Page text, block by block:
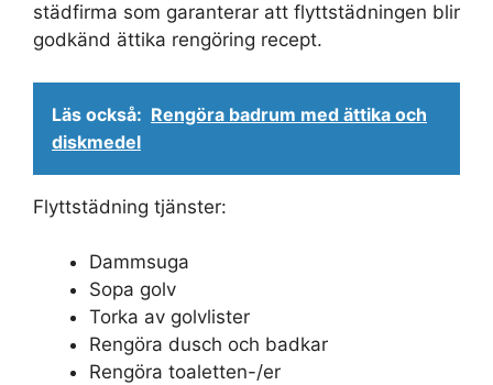
städfirma som garanterar att flyttstädningen blir
godkänd ättika rengöring recept.
Läs också: Rengöra badrum med ättika och
diskmedel
Flyttstädning tjänster:
Dammsuga
Sopa golv
Torka av golvlister
Rengöra dusch och badkar
Rengöra toaletten-/er